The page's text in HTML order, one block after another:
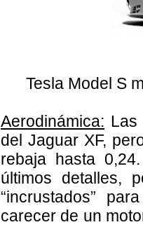
Tesla Model S
Aerodinámica: Las
del Jaguar XF,
rebaja hasta
últimos detalles,
“incrustados”
carecer de un